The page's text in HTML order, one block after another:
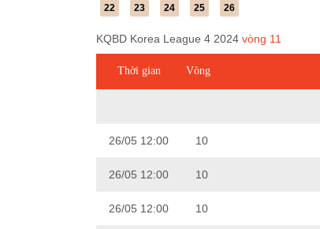
22 23 24 25 26
KQBD Korea League 4 2024 vòng 11
Thời gian Vòng
26/05 12:00 10
26/05 12:00 10
26/05 12:00 10